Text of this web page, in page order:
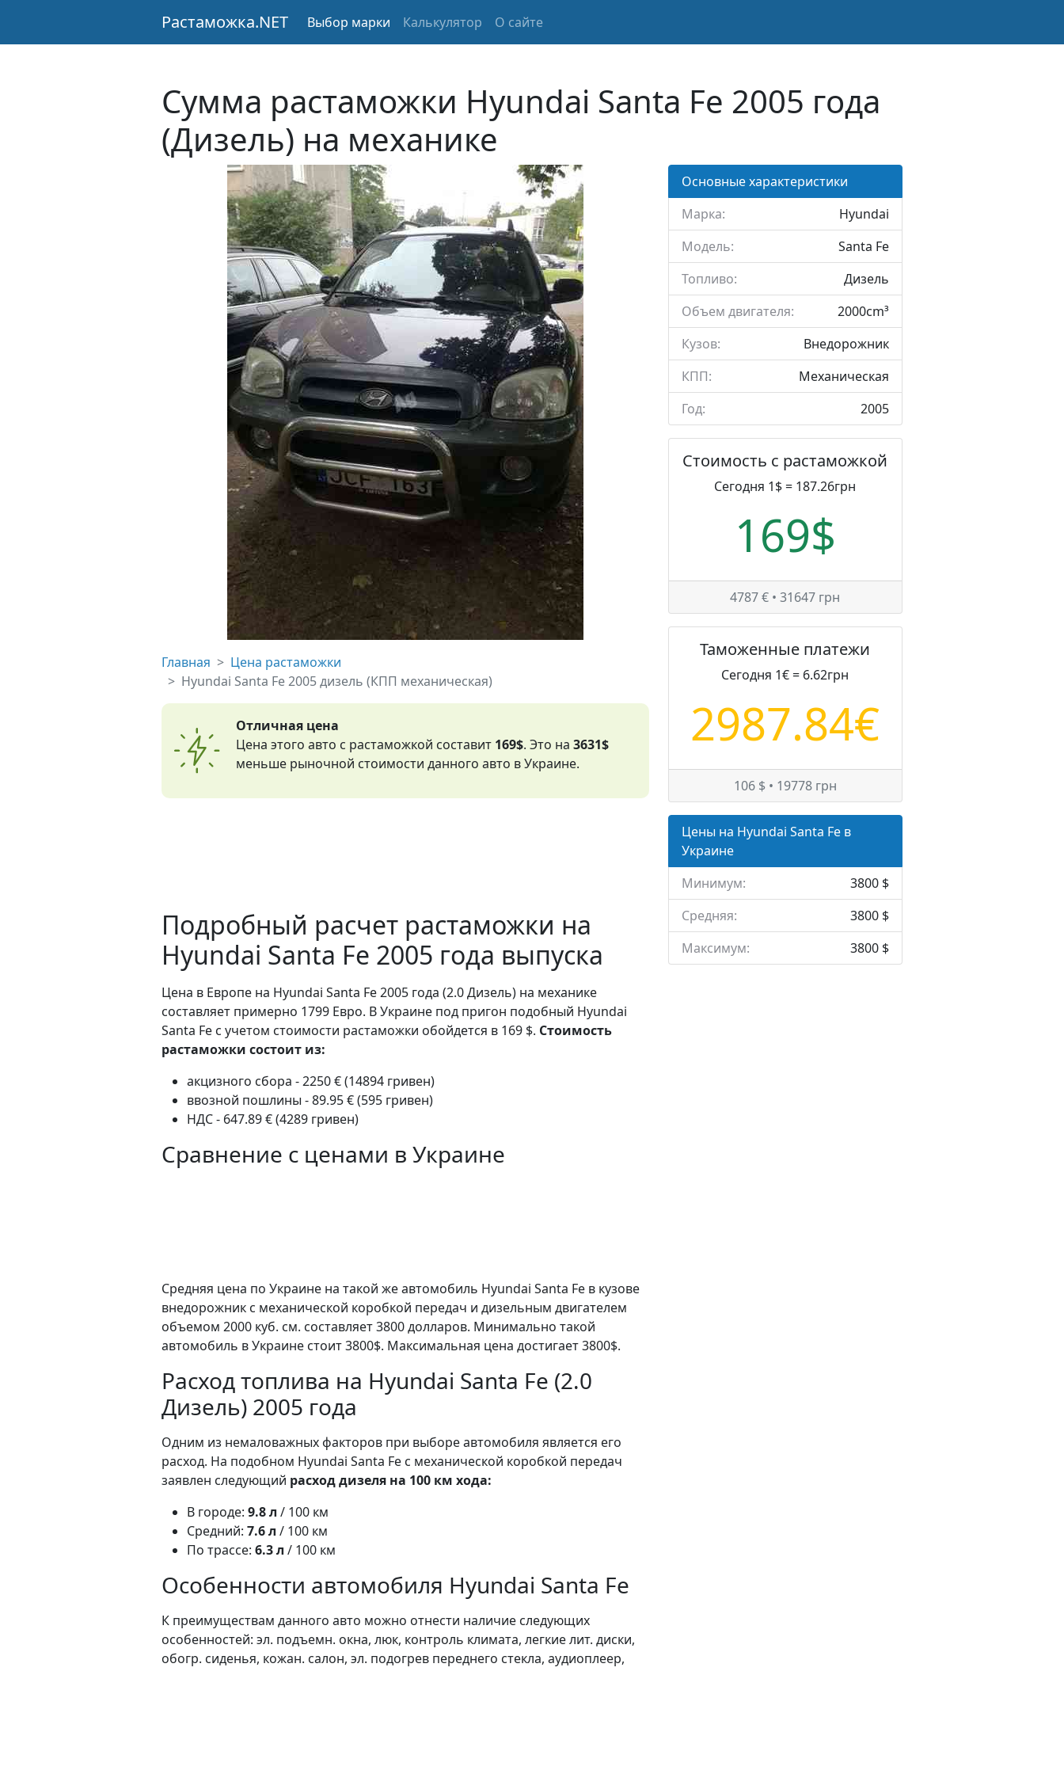
Растаможка.NET Выбор марки Калькулятор О сайте
Сумма растаможки Hyundai Santa Fe 2005 года
(Дизель) на механике
Главная
Цена растаможки
Hyundai Santa Fe 2005 дизель (КПП механическая)
Отличная цена
Цена этого авто с растаможкой составит 169$. Это на3631$
меньше рыночной стоимости данного авто в Украине.
Подробный расчет растаможки на
Hyundai Santa Fe 2005 года выпуска
Цена в Европе на Hyundai Santa Fe 2005 года (2.0 Дизель) на механике
составляет примерно 1799 Евро. В Украине под пригон подобный Hyundai
Santa Fe с учетом стоимости растаможки обойдется в 169 $. Стоимость
растаможки состоит из:
акцизного сбора - 2250 € (14894 гривен)
ввозной пошлины - 89.95 € (595 гривен)
НДС - 647.89 € (4289 гривен)
Сравнение с ценами в Украине
Средняя цена по Украине на такой же автомобиль Hyundai Santa Fe в кузове
внедорожник c механической коробкой передач и дизельным двигателем
объемом 2000 куб. см. составляет 3800 долларов. Минимально такой
автомобиль в Украине стоит 3800$. Максимальная цена достигает 3800$.
Расход топлива на Hyundai Santa Fe (2.0
Дизель) 2005 года
Одним из немаловажных факторов при выборе автомобиля является его
расход. На подобном Hyundai Santa Fe с механической коробкой передач
заявлен следующий расход дизеля на 100 км хода:
В городе: 9.8 л / 100 км
Средний: 7.6 л / 100 км
По трассе: 6.3 л / 100 км
Особенности автомобиля Hyundai Santa Fe
К преимуществам данного авто можно отнести наличие следующих
особенностей: эл. подъемн. окна, люк, контроль климата, легкие лит. диски,
обогр. сиденья, кожан. салон, эл. подогрев переднего стекла, аудиоплеер,
Основные характеристики
Марка:
Hyundai
Модель:
Santa Fe
Топливо:
Дизель
Объем двигателя:
2000cm³
Кузов:
Внедорожник
КПП:
Механическая
Год:
2005
Стоимость с растаможкой
Сегодня 1$ = 187.26грн
169$
4787 € • 31647 грн
Таможенные платежи
Сегодня 1€ = 6.62грн
2987.84€
106 $ • 19778 грн
Цены на Hyundai Santa Fe в
Украине
Минимум:
3800 $
Средняя:
3800 $
Максимум:
3800 $